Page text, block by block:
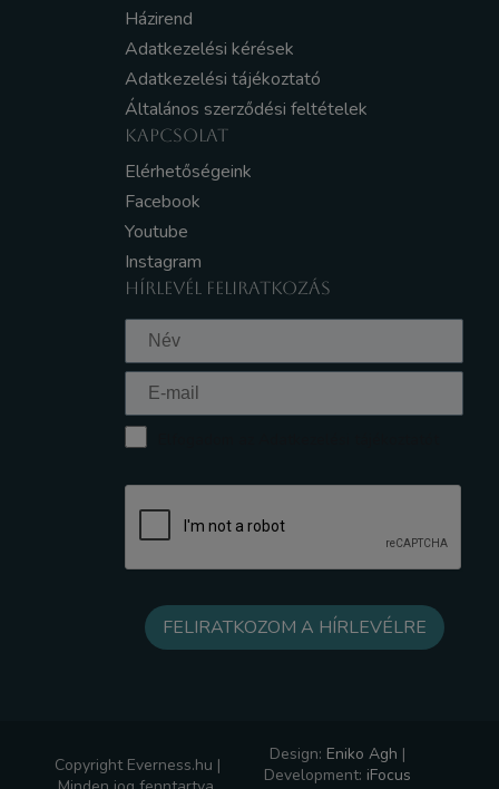
Házirend
Adatkezelési kérések
Adatkezelési tájékoztató
Általános szerződési feltételek
KAPCSOLAT
Elérhetőségeink
Facebook
Youtube
Instagram
HÍRLEVÉL FELIRATKOZÁS
Copyright Everness.hu |
Design: Eniko Agh |
Development: iFocus